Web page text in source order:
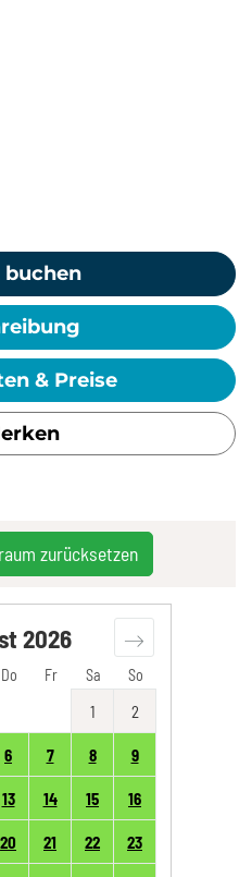
& Preise
zurücksetzen
Do Fr Sa So
2026
1 2
6 7 8 9
13 14 15 16
20 21 22 23